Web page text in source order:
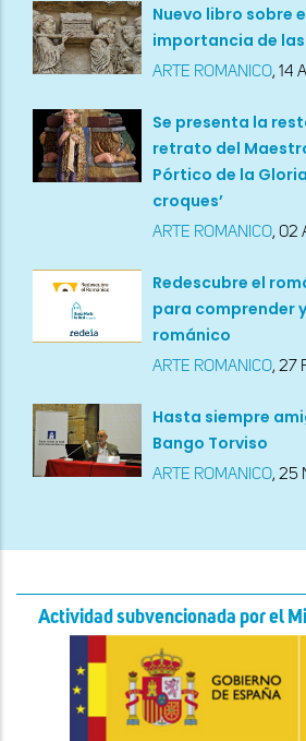
Nuevo libro sobre
importancia de
ARTE ROMANICO, 14
Se presenta la
retrato del
Pórtico de la
croques’
ARTE ROMANICO, 02
Redescubre el
para comprender
románico
ARTE ROMANICO, 27
Hasta siempre
Bango Torviso
ARTE ROMANICO, 25
Actividad subvencionada por el